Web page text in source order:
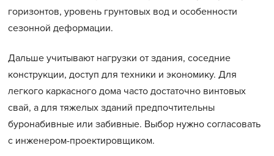
горизонтов, уровень грунтовых вод и особенности
сезонной деформации.
Дальше учитывают нагрузки от здания, соседние
конструкции, доступ для техники и экономику. Для
легкого каркасного дома часто достаточно винтовых
свай, а для тяжелых зданий предпочтительны
буронабивные или забивные. Выбор нужно согласовать
с инженером-проектировщиком.